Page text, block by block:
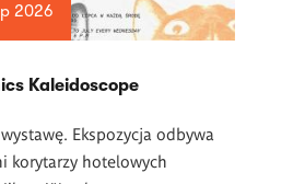
2026
Kaleidoscope
Ekspozycja odbywa
korytarzy hotelowych